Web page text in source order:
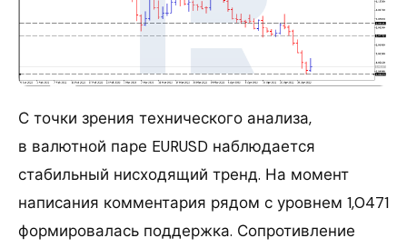
С точки зрения технического анализа,
в валютной паре EURUSD наблюдается
стабильный нисходящий тренд. На момент
написания комментария рядом с уровнем 1,0471
формировалась поддержка. Сопротивление